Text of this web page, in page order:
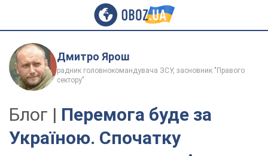
Дмитро Ярош
радник головнокомандувача ЗСУ, засновник "Правого
сектору"
Блог | Перемога буде за
Україною. Спочатку